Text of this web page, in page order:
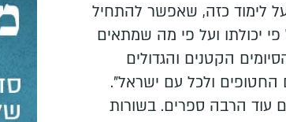
לימוד כזה, שאפשר להתחיל
יכולתו ועל פי מה שמתאים
הקטנים והגדולים
החטופים ולכל עם ישראל".
עוד הרבה ספרים. בשורות